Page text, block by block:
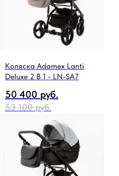
Коляска Adamex Lanti
Deluxe 2 В 1 - LN-SA7
50 400 руб.
53 100 руб.